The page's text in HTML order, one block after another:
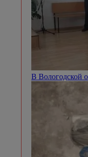
В Вологодской